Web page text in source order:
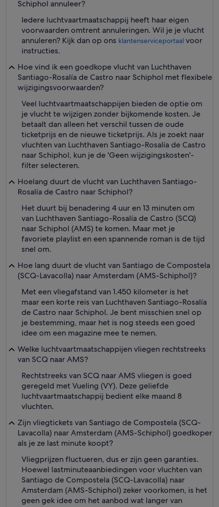
Schiphol annuleer?
Iedere luchtvaartmaatschappij heeft haar eigen
voorwaarden omtrent annuleringen. Wil je je vlucht
annuleren? Kijk dan op ons klantenserviceportaal voor
instructies.
Hoe vind ik een goedkope vlucht van Luchthaven
Santiago-Rosalía de Castro naar Schiphol met flexibele
wijzigingsvoorwaarden?
Veel luchtvaartmaatschappijen bieden de optie om
je vlucht te wijzigen zonder bijkomende kosten. Je
betaalt dan alleen het verschil tussen de oude
ticketprijs en de nieuwe ticketprijs. Als je zoekt naar
vluchten van Luchthaven Santiago-Rosalía de Castro
naar Schiphol, kun je de 'Geen wijzigingskosten'-
filter selecteren.
Hoelang duurt de vlucht van Luchthaven Santiago-
Rosalía de Castro naar Schiphol?
Het duurt bij benadering 4 uur en 13 minuten om
van Luchthaven Santiago-Rosalía de Castro (SCQ)
naar Schiphol (AMS) te komen. Maar met je
favoriete playlist en een spannende roman is de tijd
snel om.
Hoe lang duurt de vlucht van Santiago de Compostela
(SCQ-Lavacolla) naar Amsterdam (AMS-Schiphol)?
Met een vliegafstand van 1.450 kilometer is het
maar een korte reis van Luchthaven Santiago-Rosalía
de Castro naar Schiphol. Je bent misschien snel op
je bestemming, maar het is nog steeds een goed
idee om een magazine mee te nemen.
Welke luchtvaartmaatschappijen vliegen rechtstreeks
van SCQ naar AMS?
Rechtstreeks van SCQ naar AMS vliegen is goed
geregeld met Vueling (VY). Deze geliefde
luchtvaartmaatschappij bedient elke maand 8
vluchten.
Zijn vliegtickets van Santiago de Compostela (SCQ-
Lavacolla) naar Amsterdam (AMS-Schiphol) goedkoper
als je ze last minute koopt?
Vliegprijzen fluctueren, dus er zijn geen garanties.
Hoewel lastminuteaanbiedingen voor vluchten van
Santiago de Compostela (SCQ-Lavacolla) naar
Amsterdam (AMS-Schiphol) zeker voorkomen, is het
geen gek idee om het aanbod wat langer van